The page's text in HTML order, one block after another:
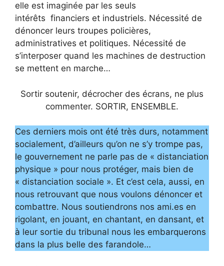
elle est imaginée par les seuls
intérêts financiers et industriels. Nécessité de
dénoncer leurs troupes policières,
administratives et politiques. Nécessité de
s’interposer quand les machines de destruction
se mettent en marche…
Sortir soutenir, décrocher des écrans, ne plus
commenter. SORTIR, ENSEMBLE.
Ces derniers mois ont été très durs, notamment
socialement, d’ailleurs qu’on ne s’y trompe pas,
le gouvernement ne parle pas de « distanciation
physique » pour nous protéger, mais bien de
« distanciation sociale ». Et c’est cela, aussi, en
nous retrouvant que nous voulons dénoncer et
combattre. Nous soutiendrons nos ami.es en
rigolant, en jouant, en chantant, en dansant, et
à leur sortie du tribunal nous les embarquerons
dans la plus belle des farandole…